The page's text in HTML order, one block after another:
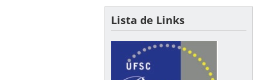
Lista de Links